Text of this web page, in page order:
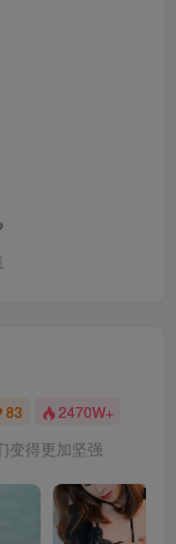
83 2470W+
变得更加坚强